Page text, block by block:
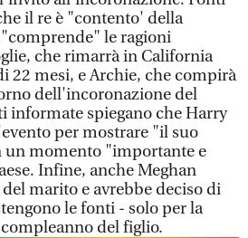
il re è "contento' della
le ragioni
che rimarrà in California
22 mesi, e Archie, che compirà
dell'incoronazione del
informate spiegano che Harry
per mostrare "il suo
un momento "importante e
Infine, anche Meghan
marito e avrebbe deciso di
le fonti - solo per la
del figlio.